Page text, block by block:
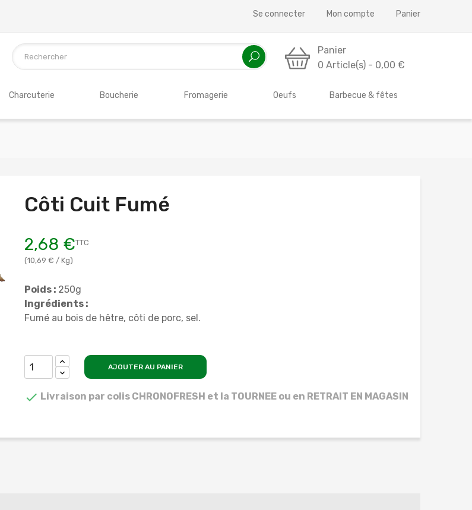
Se connecter Mon compte Panier
Panier
0 Article(s) - 0,00 €
Charcuterie Boucherie Fromagerie Oeufs Barbecue & fêtes
Côti Cuit Fumé
2,68 €
(10,69 € / Kg)
TTC
Poids : 250g
Ingrédients :
Fumé au bois de hêtre, côti de porc, sel.
AJOUTER AU PANIER
 Livraison par colis CHRONOFRESH et la TOURNEE ou en RETRAIT EN MAGASIN